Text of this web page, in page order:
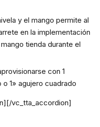
y el mango permite al
en la implementación
tienda durante el
con 1
1» agujero cuadrado
vc_tta_accordion]